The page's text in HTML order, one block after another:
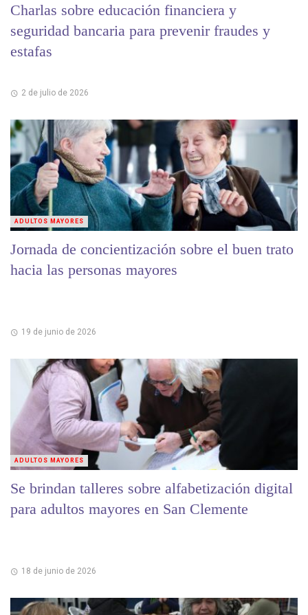
Charlas sobre educación financiera y
seguridad bancaria para prevenir fraudes y
estafas
2 de julio de 2026
Jornada de concientización sobre el buen trato
hacia las personas mayores
19 de junio de 2026
ADULTOS MAYORES
Se brindan talleres sobre alfabetización digital
para adultos mayores en San Clemente
18 de junio de 2026
ADULTOS MAYORES